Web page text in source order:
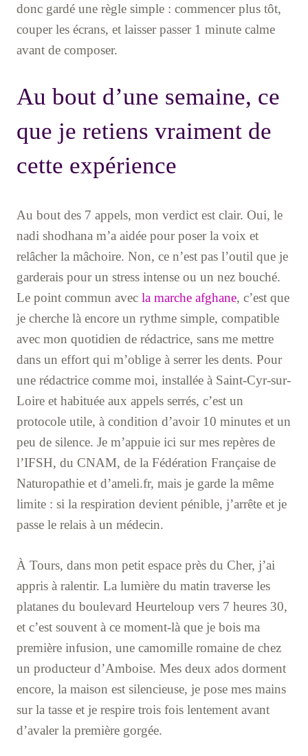
donc gardé une règle simple : commencer plus tôt,
couper les écrans, et laisser passer 1 minute calme
avant de composer.
Au bout d’une semaine, ce
que je retiens vraiment de
cette expérience
Au bout des 7 appels, mon verdict est clair. Oui, le
nadi shodhana m’a aidée pour poser la voix et
relâcher la mâchoire. Non, ce n’est pas l’outil que je
garderais pour un stress intense ou un nez bouché.
Le point commun avec la marche afghane, c’est que
je cherche là encore un rythme simple, compatible
avec mon quotidien de rédactrice, sans me mettre
dans un effort qui m’oblige à serrer les dents. Pour
une rédactrice comme moi, installée à Saint-Cyr-sur-
Loire et habituée aux appels serrés, c’est un
protocole utile, à condition d’avoir 10 minutes et un
peu de silence. Je m’appuie ici sur mes repères de
l’IFSH, du CNAM, de la Fédération Française de
Naturopathie et d’ameli.fr, mais je garde la même
limite : si la respiration devient pénible, j’arrête et je
passe le relais à un médecin.
À Tours, dans mon petit espace près du Cher, j’ai
appris à ralentir. La lumière du matin traverse les
platanes du boulevard Heurteloup vers 7 heures 30,
et c’est souvent à ce moment-là que je bois ma
première infusion, une camomille romaine de chez
un producteur d’Amboise. Mes deux ados dorment
encore, la maison est silencieuse, je pose mes mains
sur la tasse et je respire trois fois lentement avant
d’avaler la première gorgée.